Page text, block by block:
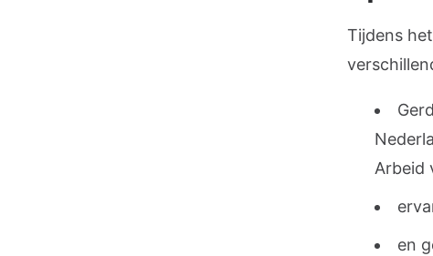
Tijdens
Arbeid
en